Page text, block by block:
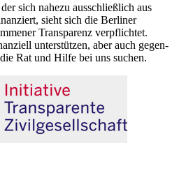
sich nahezu ausschließlich aus
sieht sich die Berliner
Transparenz verpflichtet.
unterstützen, aber auch gegen-
Rat und Hilfe bei uns suchen.